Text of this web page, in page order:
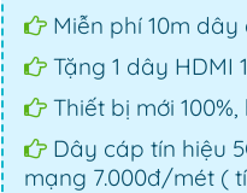
Miễn phí 10m
Tặng 1 dây HDMI
Thiết bị mới
Dây cáp tín hiệu
mạng 7.000đ/mét (